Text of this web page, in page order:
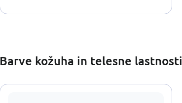
Barve kožuha in telesne lastnosti